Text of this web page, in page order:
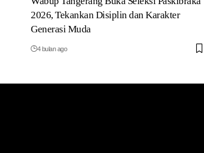
2026, Tekankan Disiplin dan Karakter
Generasi Muda
4 bulan ago